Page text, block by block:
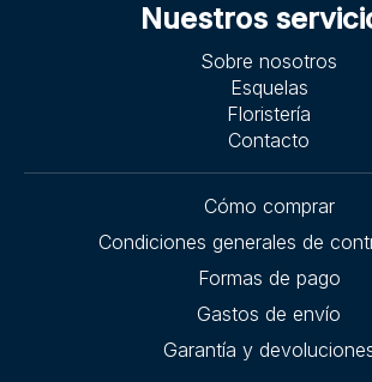
Nuestros
Sobre nosotros
Esquelas
Floristería
Contacto
Cómo comprar
Condiciones generales de
Formas de pago
Gastos de envío
Garantía y